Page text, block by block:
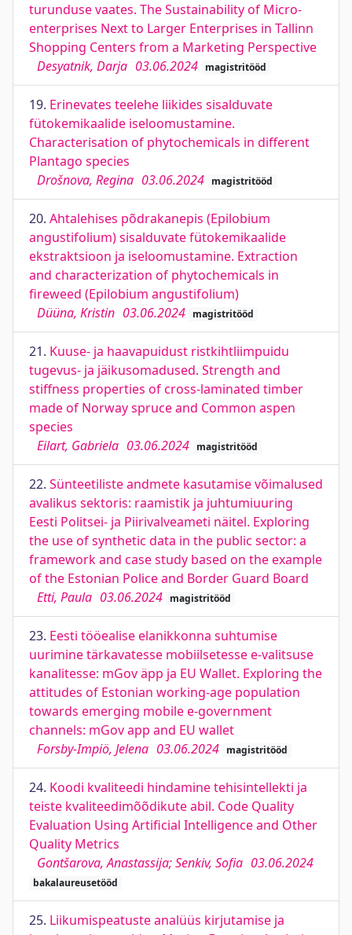
turunduse vaates. The Sustainability of Micro-
enterprises Next to Larger Enterprises in Tallinn
Shopping Centers from a Marketing Perspective
Desyatnik, Darja 03.06.2024 magistritööd
19. Erinevates teelehe liikides sisalduvate
fütokemikaalide iseloomustamine.
Characterisation of phytochemicals in different
Plantago species
Drošnova, Regina 03.06.2024 magistritööd
20. Ahtalehises põdrakanepis (Epilobium
angustifolium) sisalduvate fütokemikaalide
ekstraktsioon ja iseloomustamine. Extraction
and characterization of phytochemicals in
fireweed (Epilobium angustifolium)
Düüna, Kristin 03.06.2024 magistritööd
21. Kuuse- ja haavapuidust ristkihtliimpuidu
tugevus- ja jäikusomadused. Strength and
stiffness properties of cross-laminated timber
made of Norway spruce and Common aspen
species
Eilart, Gabriela 03.06.2024 magistritööd
22. Sünteetiliste andmete kasutamise võimalused
avalikus sektoris: raamistik ja juhtumiuuring
Eesti Politsei- ja Piirivalveameti näitel. Exploring
the use of synthetic data in the public sector: a
framework and case study based on the example
of the Estonian Police and Border Guard Board
Etti, Paula 03.06.2024 magistritööd
23. Eesti tööealise elanikkonna suhtumise
uurimine tärkavatesse mobiilsetesse e-valitsuse
kanalitesse: mGov äpp ja EU Wallet. Exploring the
attitudes of Estonian working-age population
towards emerging mobile e-government
channels: mGov app and EU wallet
Forsby-Impiö, Jelena 03.06.2024 magistritööd
24. Koodi kvaliteedi hindamine tehisintellekti ja
teiste kvaliteedimõõdikute abil. Code Quality
Evaluation Using Artificial Intelligence and Other
Quality Metrics
Gontšarova, Anastassija; Senkiv, Sofia 03.06.2024
bakalaureusetööd
25. Liikumispeatuste analüüs kirjutamise ja